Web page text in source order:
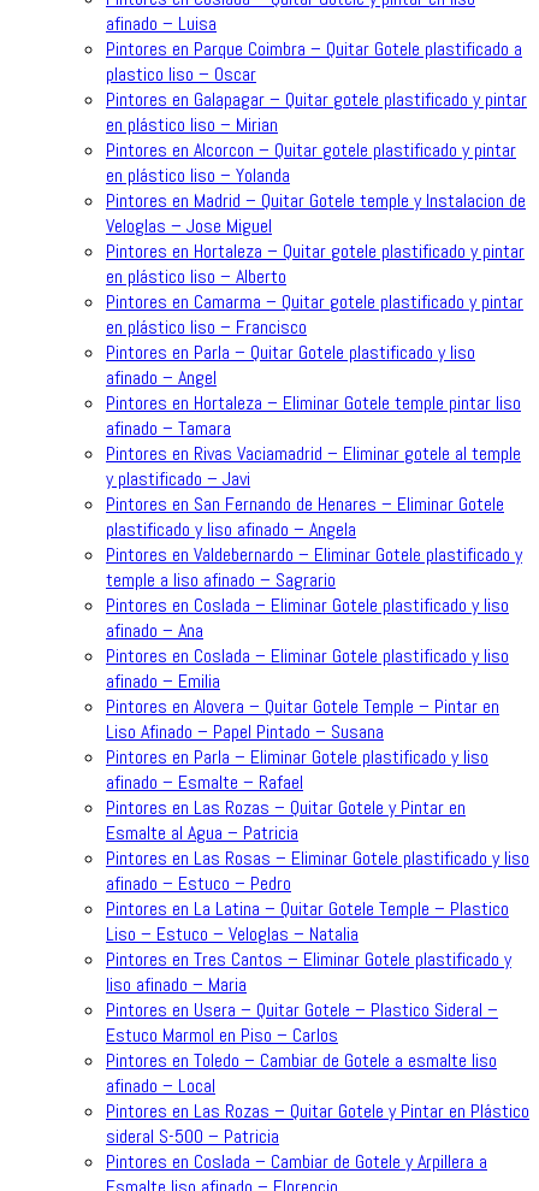
afinado – Luisa
Pintores en Parque Coimbra – Quitar Gotele plastificado a
plastico liso – Oscar
Pintores en Galapagar – Quitar gotele plastificado y pintar
en plástico liso – Mirian
Pintores en Alcorcon – Quitar gotele plastificado y pintar
en plástico liso – Yolanda
Pintores en Madrid – Quitar Gotele temple y Instalacion de
Veloglas – Jose Miguel
Pintores en Hortaleza – Quitar gotele plastificado y pintar
en plástico liso – Alberto
Pintores en Camarma – Quitar gotele plastificado y pintar
en plástico liso – Francisco
Pintores en Parla – Quitar Gotele plastificado y liso
afinado – Angel
Pintores en Hortaleza – Eliminar Gotele temple pintar liso
afinado – Tamara
Pintores en Rivas Vaciamadrid – Eliminar gotele al temple
y plastificado – Javi
Pintores en San Fernando de Henares – Eliminar Gotele
plastificado y liso afinado – Angela
Pintores en Valdebernardo – Eliminar Gotele plastificado y
temple a liso afinado – Sagrario
Pintores en Coslada – Eliminar Gotele plastificado y liso
afinado – Ana
Pintores en Coslada – Eliminar Gotele plastificado y liso
afinado – Emilia
Pintores en Alovera – Quitar Gotele Temple – Pintar en
Liso Afinado – Papel Pintado – Susana
Pintores en Parla – Eliminar Gotele plastificado y liso
afinado – Esmalte – Rafael
Pintores en Las Rozas – Quitar Gotele y Pintar en
Esmalte al Agua – Patricia
Pintores en Las Rosas – Eliminar Gotele plastificado y liso
afinado – Estuco – Pedro
Pintores en La Latina – Quitar Gotele Temple – Plastico
Liso – Estuco – Veloglas – Natalia
Pintores en Tres Cantos – Eliminar Gotele plastificado y
liso afinado – Maria
Pintores en Usera – Quitar Gotele – Plastico Sideral –
Estuco Marmol en Piso – Carlos
Pintores en Toledo – Cambiar de Gotele a esmalte liso
afinado – Local
Pintores en Las Rozas – Quitar Gotele y Pintar en Plástico
sideral S-500 – Patricia
Pintores en Coslada – Cambiar de Gotele y Arpillera a